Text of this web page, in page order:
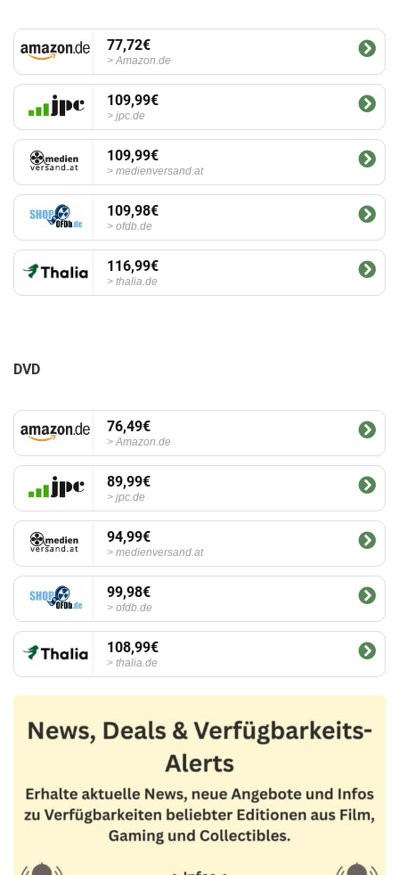
77,72€
Amazon.de
109,99€
jpc.de
109,99€
medienversand.at
109,98€
ofdb.de
116,99€
thalia.de
DVD
76,49€
Amazon.de
89,99€
jpc.de
94,99€
medienversand.at
99,98€
ofdb.de
108,99€
thalia.de